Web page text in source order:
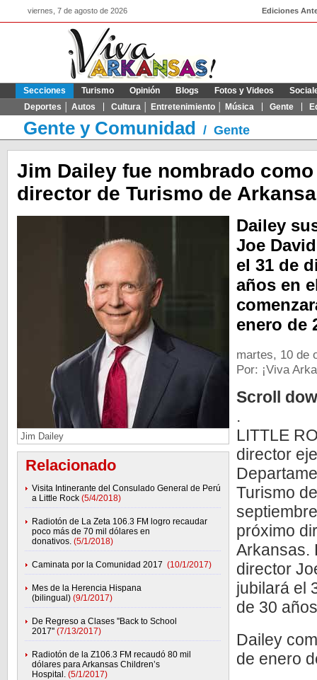
viernes, 7 de agosto de 2026 Ediciones
Secciones
Deportes │ Autos
Cultura │ Entretenimiento │ Música Gente
Turismo Opinión Blogs Fotos y Videos
Gente y Comunidad / Gente
Jim Dailey fue nombrado
director de Turismo de
Jim Dailey
Relacionado
Visita Intinerante del Consulado General de Perú
a Little Rock (5/4/2018)
Radiotón de La Zeta 106.3 FM logro recaudar
poco más de 70 mil dólares en
donativos. (5/1/2018)
Caminata por la Comunidad 2017 (10/1/2017)
Mes de la Herencia Hispana
(bilingual) (9/1/2017)
De Regreso a Clases ''Back to School
2017'' (7/13/2017)
Radiotón de la Z106.3 FM recaudó 80 mil
dólares para Arkansas Children’s
Hospital. (5/1/2017)
Dailey
Joe
el 31 de
años en
enero de
martes, 10 de
Por: ¡Viva
Scroll
.
LITTLE
director
Turismo
próximo
Arkansas.
director
jubilará el
de 30
Dailey
de enero